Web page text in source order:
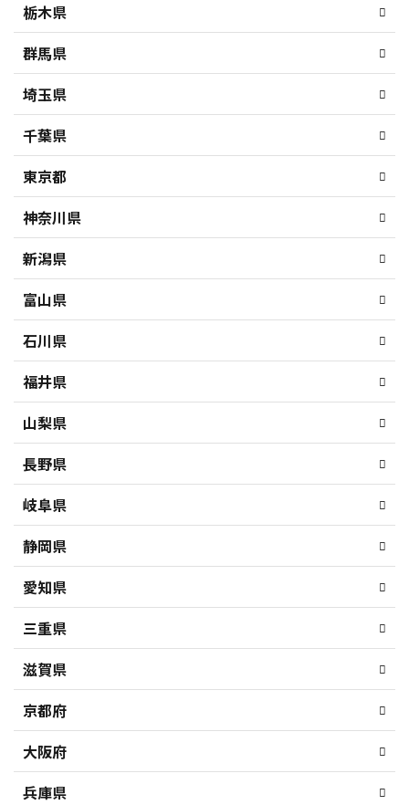
栃木県
群馬県
埼玉県
千葉県
東京都
神奈川県
新潟県
富山県
石川県
福井県
山梨県
長野県
岐阜県
静岡県
愛知県
三重県
滋賀県
京都府
大阪府
兵庫県